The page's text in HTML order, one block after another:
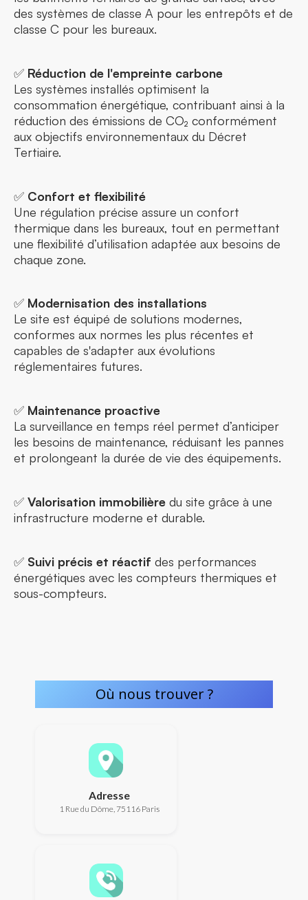
des systèmes de classe A pour les entrepôts et de
classe C pour les bureaux.
✅ Réduction de l'empreinte carbone
Les systèmes installés optimisent la
consommation énergétique, contribuant ainsi à la
réduction des émissions de CO₂ conformément
aux objectifs environnementaux du Décret
Tertiaire.
✅ Confort et flexibilité
Une régulation précise assure un confort
thermique dans les bureaux, tout en permettant
une flexibilité d’utilisation adaptée aux besoins de
chaque zone.
✅ Modernisation des installations
Le site est équipé de solutions modernes,
conformes aux normes les plus récentes et
capables de s'adapter aux évolutions
réglementaires futures.
✅ Maintenance proactive
La surveillance en temps réel permet d’anticiper
les besoins de maintenance, réduisant les pannes
et prolongeant la durée de vie des équipements.
✅ Valorisation immobilière du site grâce à une
infrastructure moderne et durable.
✅ Suivi précis et réactif des performances
énergétiques avec les compteurs thermiques et
sous-compteurs.
Où nous trouver ?
Adresse
1 Rue du Dôme, 75116 Paris